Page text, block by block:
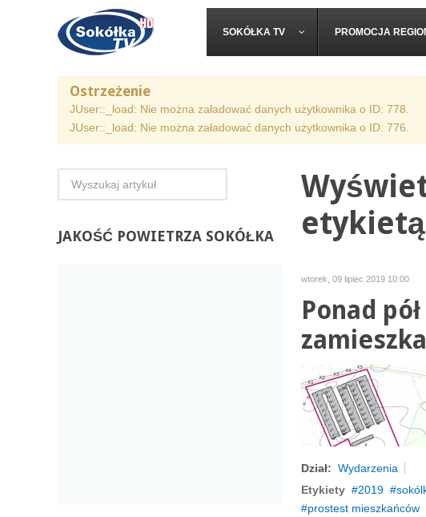
SOKÓŁKA TV PROMOCJA
Ostrzeżenie
JUser::_load: Nie można załadować danych użytkownika o ID: 778.
JUser::_load: Nie można załadować danych użytkownika o ID: 776.
wtorek, 09 lipiec 2019 10:00
Ponad
Dział: Wydarzenia
Etykiety
2019
prostest mieszkańców
JAKOŚĆ POWIETRZA SOKÓŁKA